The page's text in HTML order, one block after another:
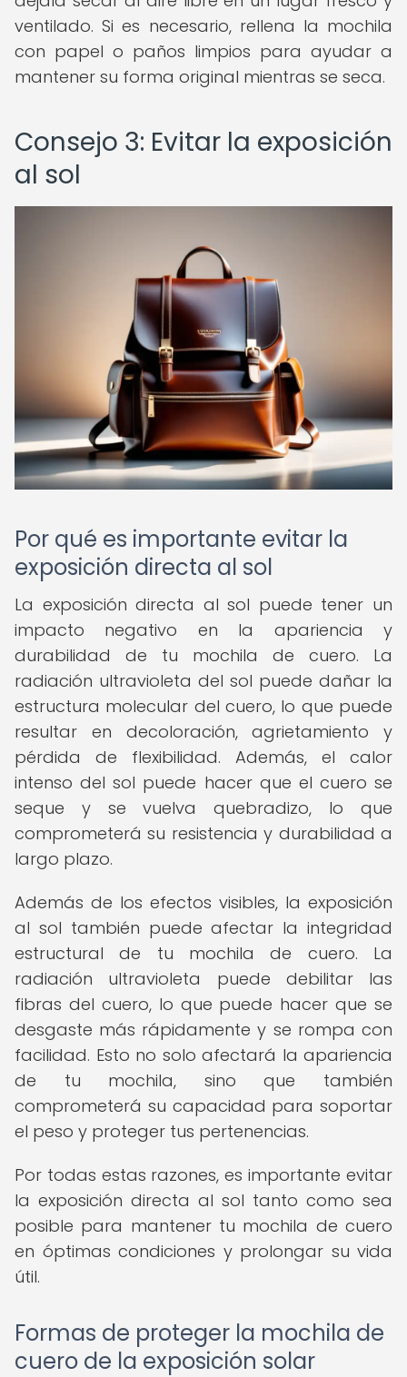
ventilado. Si es necesario, rellena la mochila
con papel o paños limpios para ayudar a
mantener su forma original mientras se seca.
Consejo 3: Evitar la exposición
al sol
Por qué es importante evitar la
exposición directa al sol
La exposición directa al sol puede tener un
impacto negativo en la apariencia y
durabilidad de tu mochila de cuero. La
radiación ultravioleta del sol puede dañar la
estructura molecular del cuero, lo que puede
resultar en decoloración, agrietamiento y
pérdida de flexibilidad. Además, el calor
intenso del sol puede hacer que el cuero se
seque y se vuelva quebradizo, lo que
comprometerá su resistencia y durabilidad a
largo plazo.
Además de los efectos visibles, la exposición
al sol también puede afectar la integridad
estructural de tu mochila de cuero. La
radiación ultravioleta puede debilitar las
fibras del cuero, lo que puede hacer que se
desgaste más rápidamente y se rompa con
facilidad. Esto no solo afectará la apariencia
de tu mochila, sino que también
comprometerá su capacidad para soportar
el peso y proteger tus pertenencias.
Por todas estas razones, es importante evitar
la exposición directa al sol tanto como sea
posible para mantener tu mochila de cuero
en óptimas condiciones y prolongar su vida
útil.
Formas de proteger la mochila de
cuero de la exposición solar